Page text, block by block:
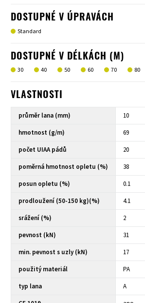
DOSTUPNÉ V ÚPRAVÁCH
Standard
DOSTUPNÉ V DÉLKÁCH (M)
30 40 50 60 70 80
VLASTNOSTI
průměr lana (mm)
10
hmotnost (g/m)
69
počet UIAA pádů
20
poměrná hmotnost opletu (%)
38
posun opletu (%)
0.1
prodloužení (50-150 kg)(%)
4.1
srážení (%)
2
pevnost (kN)
31
min. pevnost s uzly (kN)
17
použitý materiál
PA
typ lana
A